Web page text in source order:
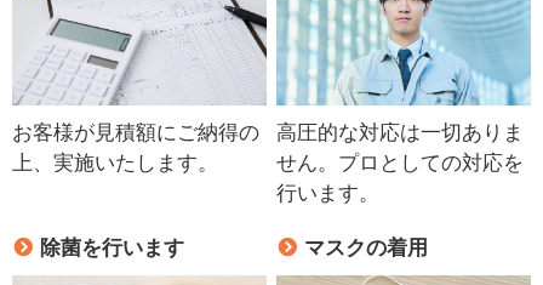
お客様が見積額にご納得の
上、実施いたします。
高圧的な対応は一切ありま
せん。プロとしての対応を
行います。
除菌を行います マスクの着用